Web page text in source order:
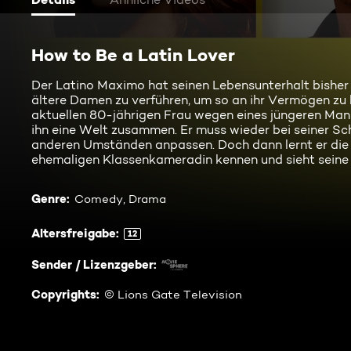
How to Be a Latin Lover
Der Latino Maximo hat seinen Lebensunterhalt
ältere Damen zu verführen, um so an ihr Vermögen
aktuellen 80-jährigen Frau wegen eines jüngeren
ihn eine Welt zusammen. Er muss wieder bei seiner
anderen Umständen anpassen. Doch dann lernt er
ehemaligen Klassenkameradin kennen und sieht
Genre: Comedy, Drama
Altersfreigabe: 12
Sender / Lizenzgeber:
Copyrights: © Lions Gate Television